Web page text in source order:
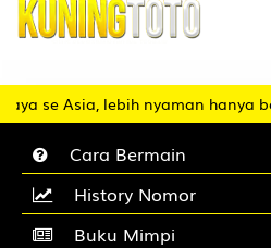
Asia, lebih nyaman hanya
Cara Bermain
History Nomor
Buku Mimpi